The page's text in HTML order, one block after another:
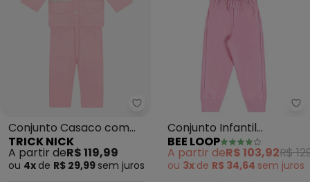
Trick Nick - Conjunto Casaco
Conjunto Casaco com
Capuz e Legging (Rosa)
TRICK NICK
A partir deR$ 119,99
ou 4x de R$ 29,99 sem juros
Conjunto Infantil
Moletom Glitter Rosa
BEE LOOP
A partir deR$ 103,92R$
ou 3x de R$ 34,64 sem juros